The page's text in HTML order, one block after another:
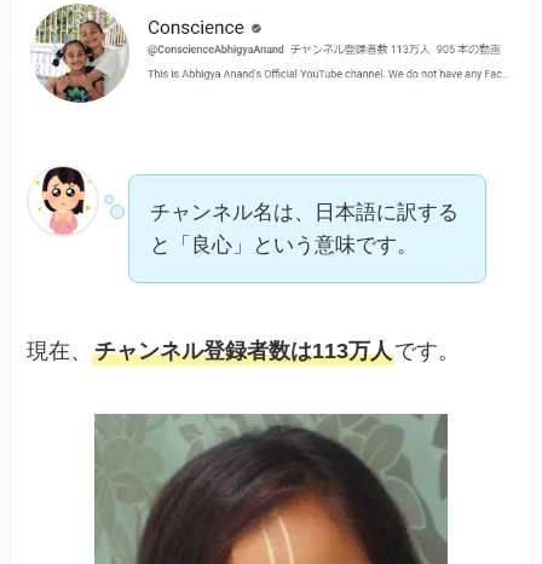
チャンネル名は、日本語に訳する
と「良心」という意味です。
現在、チャンネル登録者数は113万人です。